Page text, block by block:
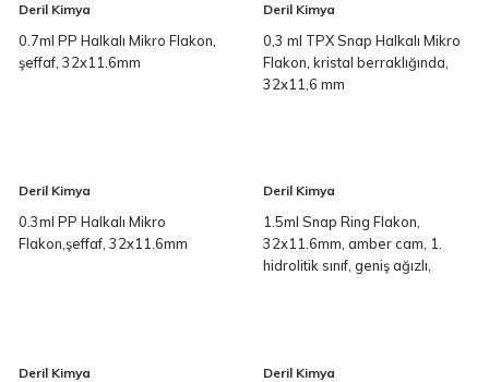
Deril Kimya
0.7ml PP Halkalı Mikro Flakon,
şeffaf, 32x11.6mm
Deril Kimya
0,3 ml TPX Snap Halkalı Mikro
Flakon, kristal berraklığında,
32x11,6 mm
Deril Kimya
0.3ml PP Halkalı Mikro
Flakon,şeffaf, 32x11.6mm
Deril Kimya
1.5ml Snap Ring Flakon,
32x11.6mm, amber cam, 1.
hidrolitik sınıf, geniş ağızlı,
Deril Kimya Deril Kimya